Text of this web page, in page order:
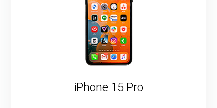
iPhone 15 Pro